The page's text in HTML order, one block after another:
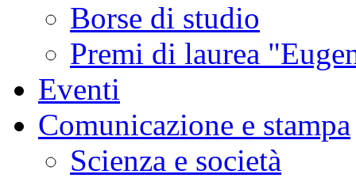
Borse di studio
Premi di laurea
Eventi
Comunicazione e stampa
Scienza e società